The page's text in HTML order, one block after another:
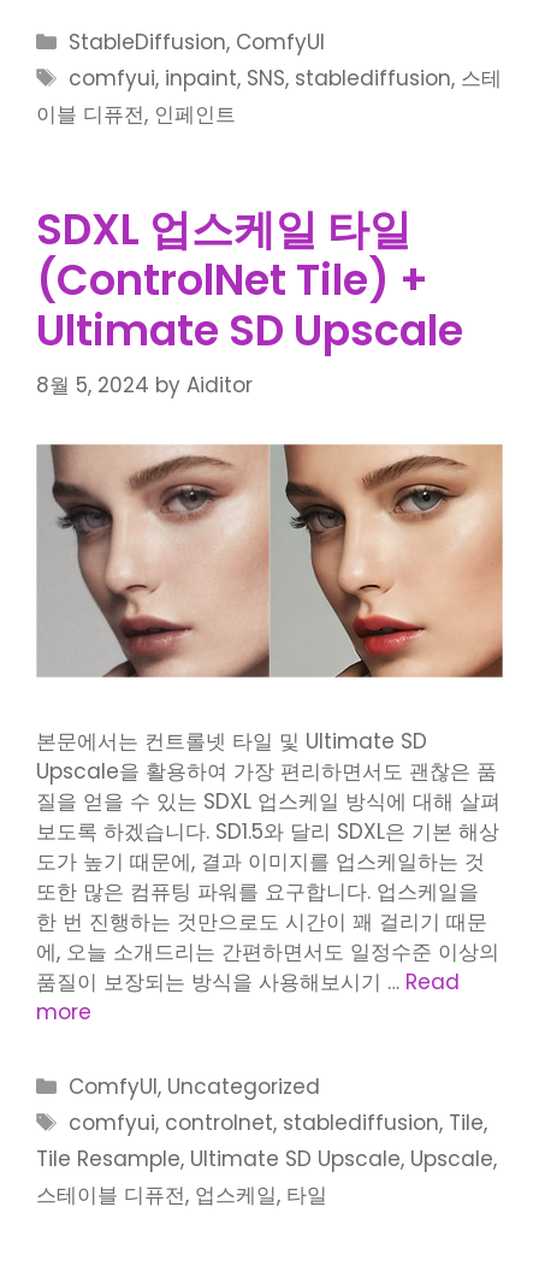
Categories
StableDiffusion, ComfyUI
Tags
comfyui, inpaint, SNS, stablediffusion, 스테
이블 디퓨전, 인페인트
SDXL 업스케일 타일
(ControlNet Tile) +
Ultimate SD Upscale
8월 5, 2024 by Aiditor
본문에서는 컨트롤넷 타일 및 Ultimate SD
Upscale을 활용하여 가장 편리하면서도 괜찮은 품
질을 얻을 수 있는 SDXL 업스케일 방식에 대해 살펴
보도록 하겠습니다. SD1.5와 달리 SDXL은 기본 해상
도가 높기 때문에, 결과 이미지를 업스케일하는 것
또한 많은 컴퓨팅 파워를 요구합니다. 업스케일을
한 번 진행하는 것만으로도 시간이 꽤 걸리기 때문
에, 오늘 소개드리는 간편하면서도 일정수준 이상의
품질이 보장되는 방식을 사용해보시기 … Read
more
Categories
ComfyUI, Uncategorized
Tags
comfyui, controlnet, stablediffusion, Tile,
Tile Resample, Ultimate SD Upscale, Upscale,
스테이블 디퓨전, 업스케일, 타일